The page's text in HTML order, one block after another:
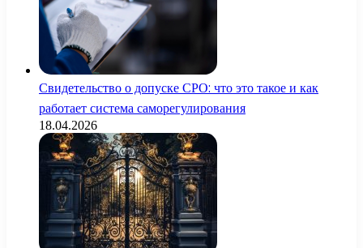
Свидетельство о допуске СРО: что это такое и как
работает система саморегулирования
18.04.2026